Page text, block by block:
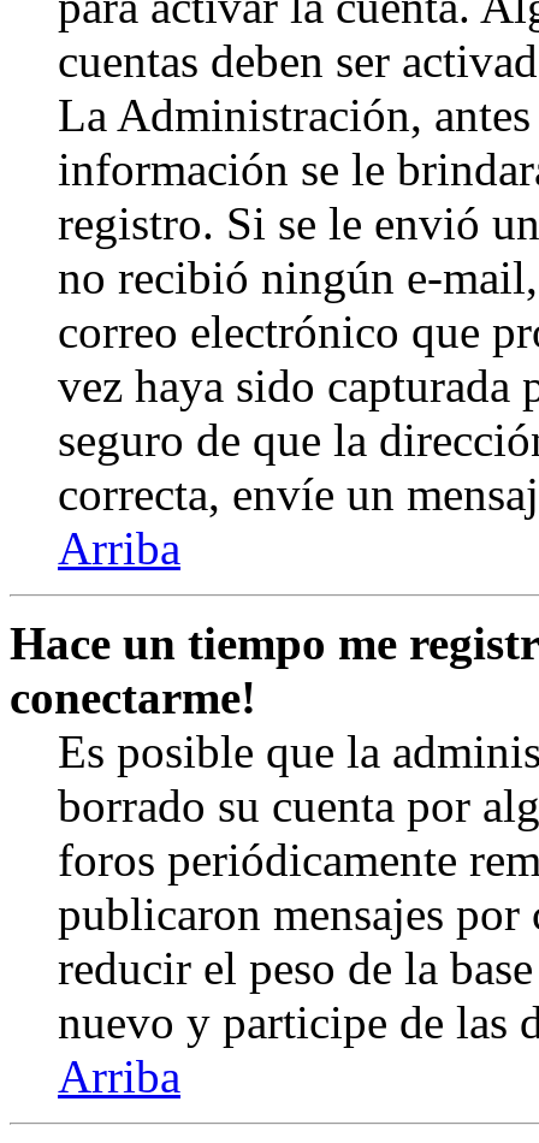
cuentas deben ser
La Administración,
información se le
registro. Si se le envió
no recibió ningún e-
correo electrónico que
vez haya sido
seguro de que la
correcta, envíe un
Arriba
Hace un tiempo me
conectarme!
Es posible que la
borrado su cuenta por
foros periódicamente
publicaron mensajes
reducir el peso de la
nuevo y participe de las
Arriba